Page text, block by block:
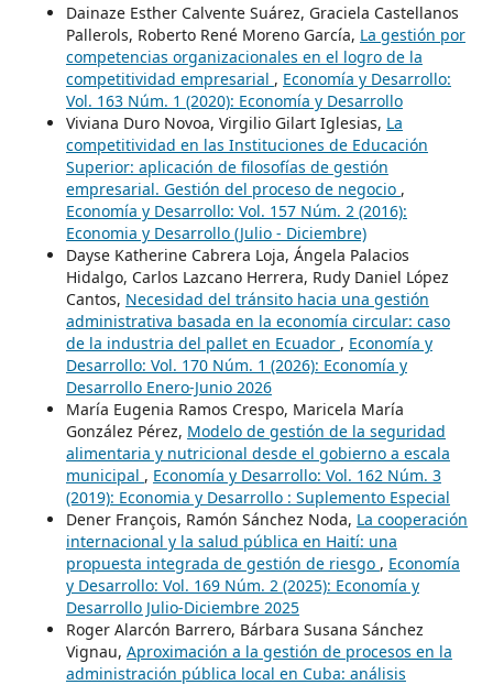
Dainaze Esther Calvente Suárez, Graciela Castellanos
Pallerols, Roberto René Moreno García, La gestión por
competencias organizacionales en el logro de la
competitividad empresarial , Economía y Desarrollo:
Vol. 163 Núm. 1 (2020): Economía y Desarrollo
Viviana Duro Novoa, Virgilio Gilart Iglesias, La
competitividad en las Instituciones de Educación
Superior: aplicación de filosofías de gestión
empresarial. Gestión del proceso de negocio ,
Economía y Desarrollo: Vol. 157 Núm. 2 (2016):
Economia y Desarrollo (Julio - Diciembre)
Dayse Katherine Cabrera Loja, Ángela Palacios
Hidalgo, Carlos Lazcano Herrera, Rudy Daniel López
Cantos, Necesidad del tránsito hacia una gestión
administrativa basada en la economía circular: caso
de la industria del pallet en Ecuador , Economía y
Desarrollo: Vol. 170 Núm. 1 (2026): Economía y
Desarrollo Enero-Junio 2026
María Eugenia Ramos Crespo, Maricela María
González Pérez, Modelo de gestión de la seguridad
alimentaria y nutricional desde el gobierno a escala
municipal , Economía y Desarrollo: Vol. 162 Núm. 3
(2019): Economia y Desarrollo : Suplemento Especial
Dener François, Ramón Sánchez Noda, La cooperación
internacional y la salud pública en Haití: una
propuesta integrada de gestión de riesgo , Economía
y Desarrollo: Vol. 169 Núm. 2 (2025): Economía y
Desarrollo Julio-Diciembre 2025
Roger Alarcón Barrero, Bárbara Susana Sánchez
Vignau, Aproximación a la gestión de procesos en la
administración pública local en Cuba: análisis